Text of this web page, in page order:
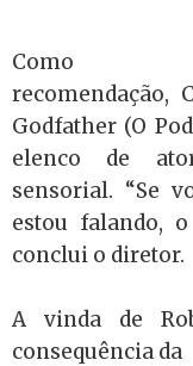
Como
recomendação,
Godfather (O
elenco de
sensorial. “Se
estou falando,
conclui o diretor.
A vinda de
consequência da